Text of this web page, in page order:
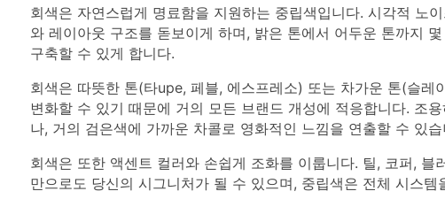
회색은 자연스럽게 명료함을 지원하는 중립색입니다. 시각적 노
와 레이아웃 구조를 돋보이게 하며, 밝은 톤에서 어두운 톤까지
구축할 수 있게 합니다.
회색은 따뜻한 톤(타upe, 페블, 에스프레소) 또는 차가운 톤(슬레
변화할 수 있기 때문에 거의 모든 브랜드 개성에 적응합니다. 조
나, 거의 검은색에 가까운 차콜로 영화적인 느낌을 연출할 수 있습
회색은 또한 액센트 컬러와 손쉽게 조화를 이룹니다. 틸, 코퍼, 블
만으로도 당신의 시그니처가 될 수 있으며, 중립색은 전체 시스템